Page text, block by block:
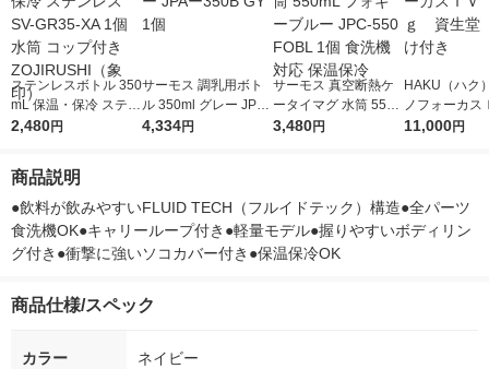
ステンレスボトル 350
mL 保温・保冷 ステン
レス SV-GR35-XA 1個
2,480円
サーモス 調乳用ボト
ル 350ml グレー JPA
ー350B GY 1個
4,334円
サーモス 真空断熱ケ
ータイマグ 水筒 550
mL フォギーブルー J
3,480円
HAKU（ハ
ノフォーカ
5ｇ 資生堂
11,000円
商品説明
●飲料が飲みやすいFLUID TECH（フルイドテック）構造●全パーツ
食洗機OK●キャリーループ付き●軽量モデル●握りやすいボディリン
グ付き●衝撃に強いソコカバー付き●保温保冷OK
商品仕様/スペック
カラー ネイビー